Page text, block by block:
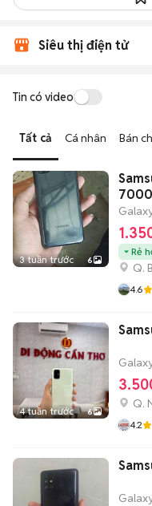
Siêu thị điện tử
Tin có video
Tất cả Cá nhân Bán
3 tuần trước 6
Rẻ
Q.
4.6
4 tuần trước 6
Q.
4.2